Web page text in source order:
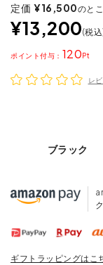
定価 ¥16,500のと
¥13,200 税込
120
ポイント
レ
ブラック
ギフトラッピングはこ